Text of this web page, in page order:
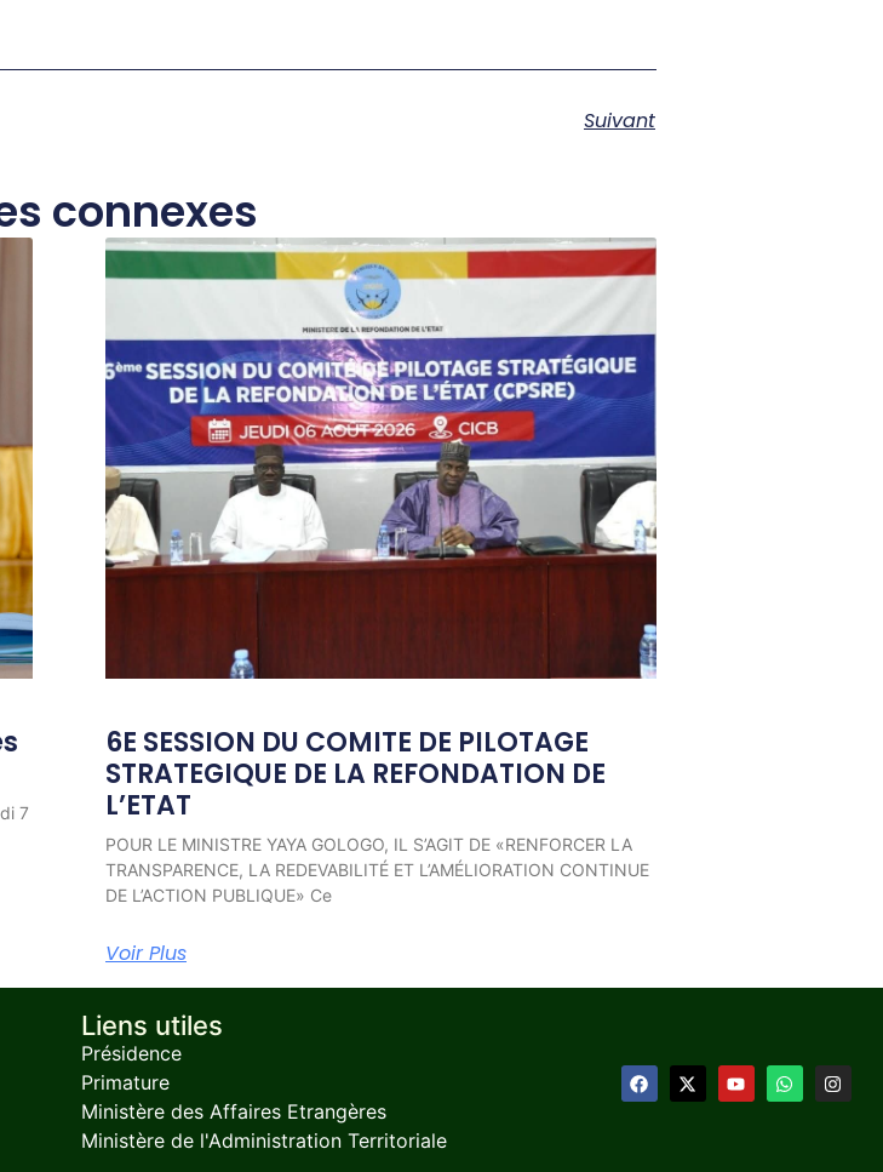
Suivant
connexes
7
6E SESSION DU COMITE DE PILOTAGE
STRATEGIQUE DE LA REFONDATION DE
L’ETAT
POUR LE MINISTRE YAYA GOLOGO, IL S’AGIT DE «RENFORCER LA
TRANSPARENCE, LA REDEVABILITÉ ET L’AMÉLIORATION CONTINUE
DE L’ACTION PUBLIQUE» Ce
Voir Plus
Liens utiles
Présidence
Primature
Ministère des Affaires Etrangères
Ministère de l'Administration Territoriale